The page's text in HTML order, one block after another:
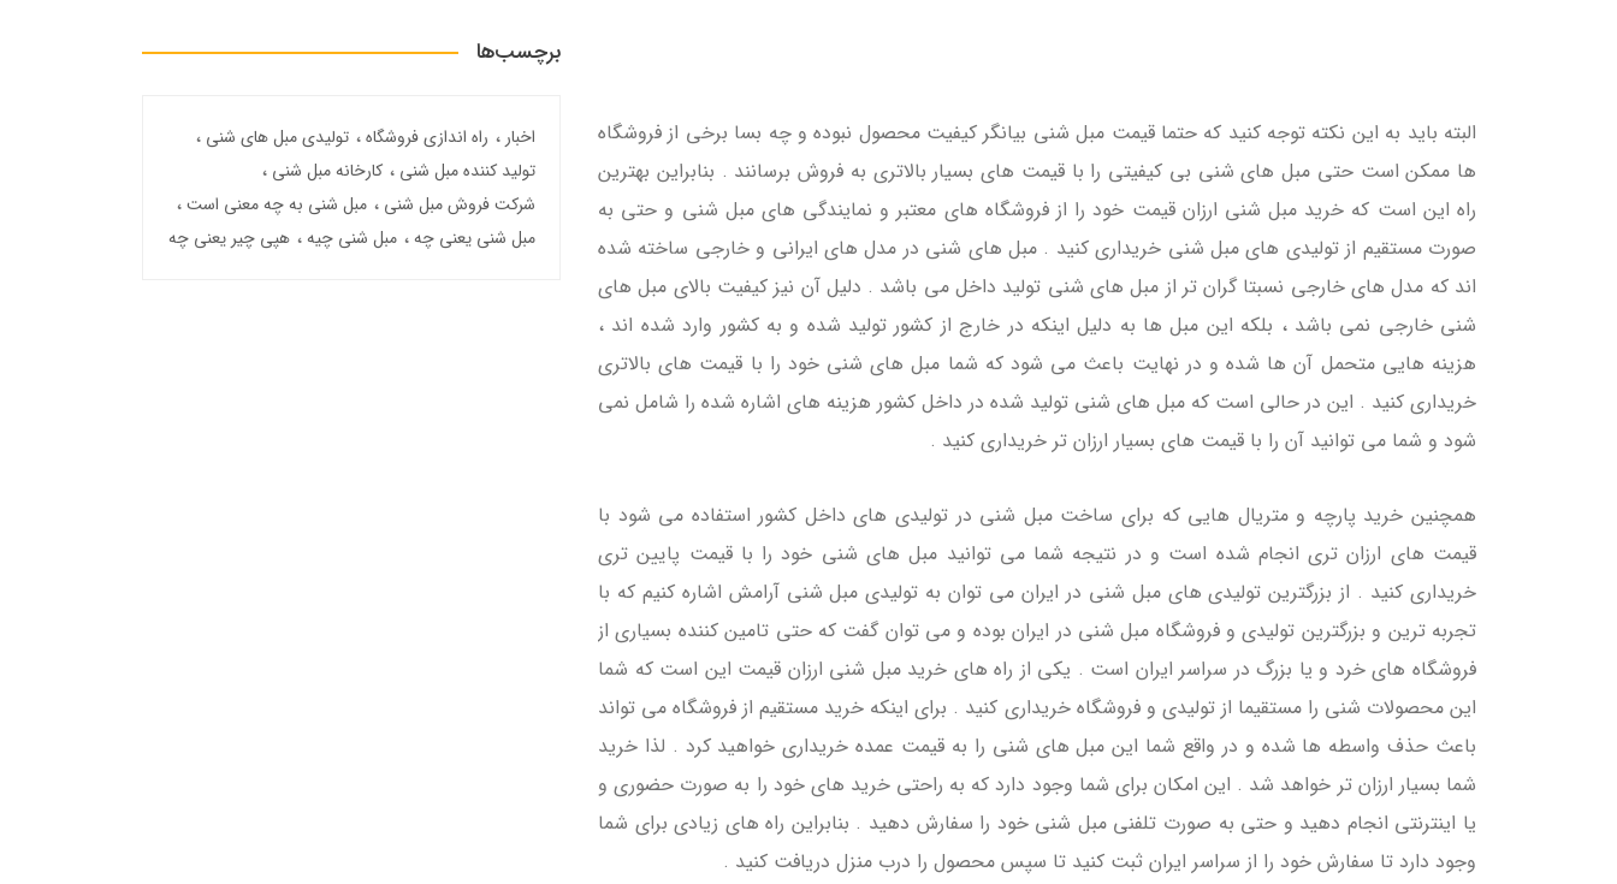
البته باید به این نکته توجه کنید که حتما قیمت مبل شنی بیانگر کیفیت محصول نبوده و چه بسا برخی از فروشگاه
ها ممکن است حتی مبل های شنی بی کیفیتی را با قیمت های بسیار بالاتری به فروش برسانند . بنابراین بهترین
راه این است که خرید مبل شنی ارزان قیمت خود را از فروشگاه های معتبر و نمایندگی های مبل شنی و حتی به
صورت مستقیم از تولیدی های مبل شنی خریداری کنید . مبل های شنی در مدل های ایرانی و خارجی ساخته شده
اند که مدل های خارجی نسبتا گران تر از مبل های شنی تولید داخل می باشد . دلیل آن نیز کیفیت بالای مبل های
شنی خارجی نمی باشد ، بلکه این مبل ها به دلیل اینکه در خارج از کشور تولید شده و به کشور وارد شده اند ،
هزینه هایی متحمل آن ها شده و در نهایت باعث می شود که شما مبل های شنی خود را با قیمت های بالاتری
خریداری کنید . این در حالی است که مبل های شنی تولید شده در داخل کشور هزینه های اشاره شده را شامل نمی
شود و شما می توانید آن را با قیمت های بسیار ارزان تر خریداری کنید .
همچنین خرید پارچه و متریال هایی که برای ساخت مبل شنی در تولیدی های داخل کشور استفاده می شود با
قیمت های ارزان تری انجام شده است و در نتیجه شما می توانید مبل های شنی خود را با قیمت پایین تری
خریداری کنید . از بزرگترین تولیدی های مبل شنی در ایران می توان به تولیدی مبل شنی آرامش اشاره کنیم که با
تجربه ترین و بزرگترین تولیدی و فروشگاه مبل شنی در ایران بوده و می توان گفت که حتی تامین کننده بسیاری از
فروشگاه های خرد و یا بزرگ در سراسر ایران است . یکی از راه های خرید مبل شنی ارزان قیمت این است که شما
این محصولات شنی را مستقیما از تولیدی و فروشگاه خریداری کنید . برای اینکه خرید مستقیم از فروشگاه می تواند
باعث حذف واسطه ها شده و در واقع شما این مبل های شنی را به قیمت عمده خریداری خواهید کرد . لذا خرید
شما بسیار ارزان تر خواهد شد . این امکان برای شما وجود دارد که به راحتی خرید های خود را به صورت حضوری و
یا اینترنتی انجام دهید و حتی به صورت تلفنی مبل شنی خود را سفارش دهید . بنابراین راه های زیادی برای شما
وجود دارد تا سفارش خود را از سراسر ایران ثبت کنید تا سپس محصول را درب منزل دریافت کنید .
برچسب‌ها
اخبار راه اندازی فروشگاه
تولیدی مبل های شنی
تولید کننده مبل شنی
کارخانه مبل شنی
شرکت فروش مبل شنی
مبل شنی به چه معنی است
مبل شنی یعنی چه
مبل شنی چیه هپی چیر یعنی چه